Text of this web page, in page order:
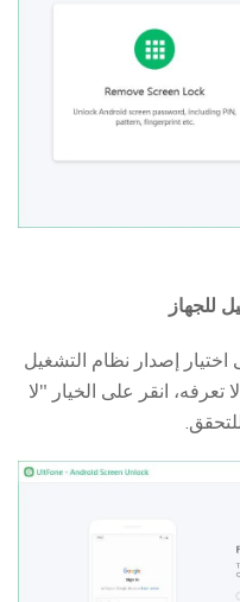
للجهاز
إصدار نظام التشغيل
تعرفه، انقر على الخيار "لا